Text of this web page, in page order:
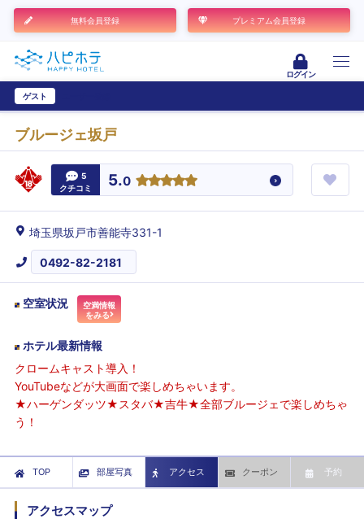
無料会員登録 プレミアム会員登録
ログイン
ゲスト
ブルージェ坂戸
5
クチコミ
5.0
埼玉県坂戸市善能寺331-1
0492-82-2181
空室状況
空満情報
をみる
ホテル最新情報
クロームキャスト導入！
YouTubeなどが大画面で楽しめちゃいます。
★ハーゲンダッツ★スタバ★吉牛★全部ブルージェで楽しめちゃ
う！
TOP 部屋写真 アクセス クーポン 予約
アクセスマップ